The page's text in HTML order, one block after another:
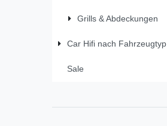
Grills & Abdeckungen
Car Hifi nach Fahrzeugtyp
Sale